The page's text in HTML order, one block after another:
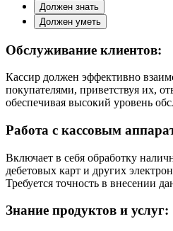
Должен знать
Должен уметь
Обслуживание клиентов:
Кассир должен эффективно
покупателями, приветствуя их,
обеспечивая высокий уровень
Работа с кассовым
Включает в себя обработку
дебетовых карт и других
Требуется точность в внесении
Знание продуктов и услуг: